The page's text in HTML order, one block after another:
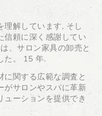
理解しています, そし
信頼に深く感謝してい
、サロン家具の卸売と
た。 15 年.
関する広範な調査と
がサロンやスパに革新
ーションを提供でき